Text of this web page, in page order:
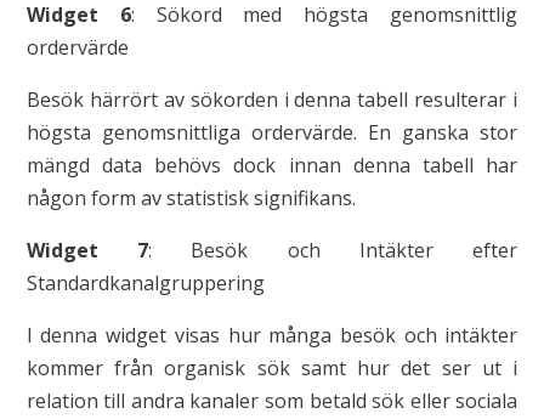
Widget 6: Sökord med högsta genomsnittlig
ordervärde
Besök härrört av sökorden i denna tabell resulterar i
högsta genomsnittliga ordervärde. En ganska stor
mängd data behövs dock innan denna tabell har
någon form av statistisk signifikans.
Widget 7: Besök och Intäkter efter
Standardkanalgruppering
I denna widget visas hur många besök och intäkter
kommer från organisk sök samt hur det ser ut i
relation till andra kanaler som betald sök eller sociala